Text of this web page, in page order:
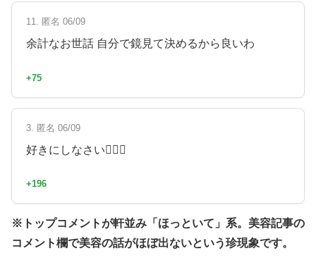
11. 匿名 06/09
余計なお世話 自分で鏡見て決めるから良いわ
+75
3. 匿名 06/09
好きにしなさい🤷🏻‍♀️
+196
※トップコメントが軒並み「ほっといて」系。美容記事の
コメント欄で美容の話がほぼ出ないという珍現象です。